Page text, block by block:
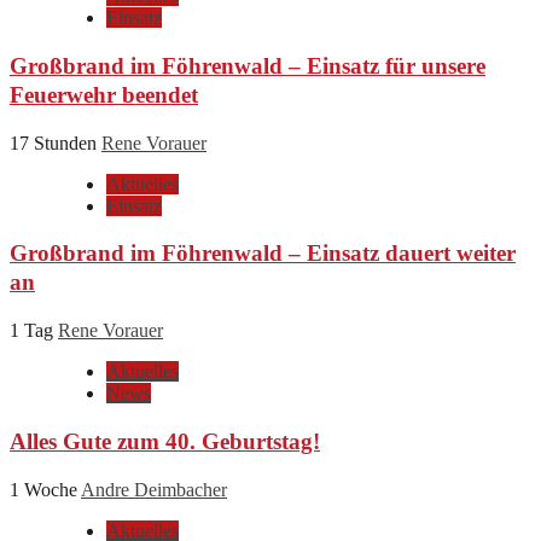
Einsatz
Großbrand im Föhrenwald – Einsatz für unsere
Feuerwehr beendet
17 Stunden Rene Vorauer
Aktuelles
Einsatz
Großbrand im Föhrenwald – Einsatz dauert weiter
an
1 Tag Rene Vorauer
Aktuelles
News
Alles Gute zum 40. Geburtstag!
1 Woche Andre Deimbacher
Aktuelles